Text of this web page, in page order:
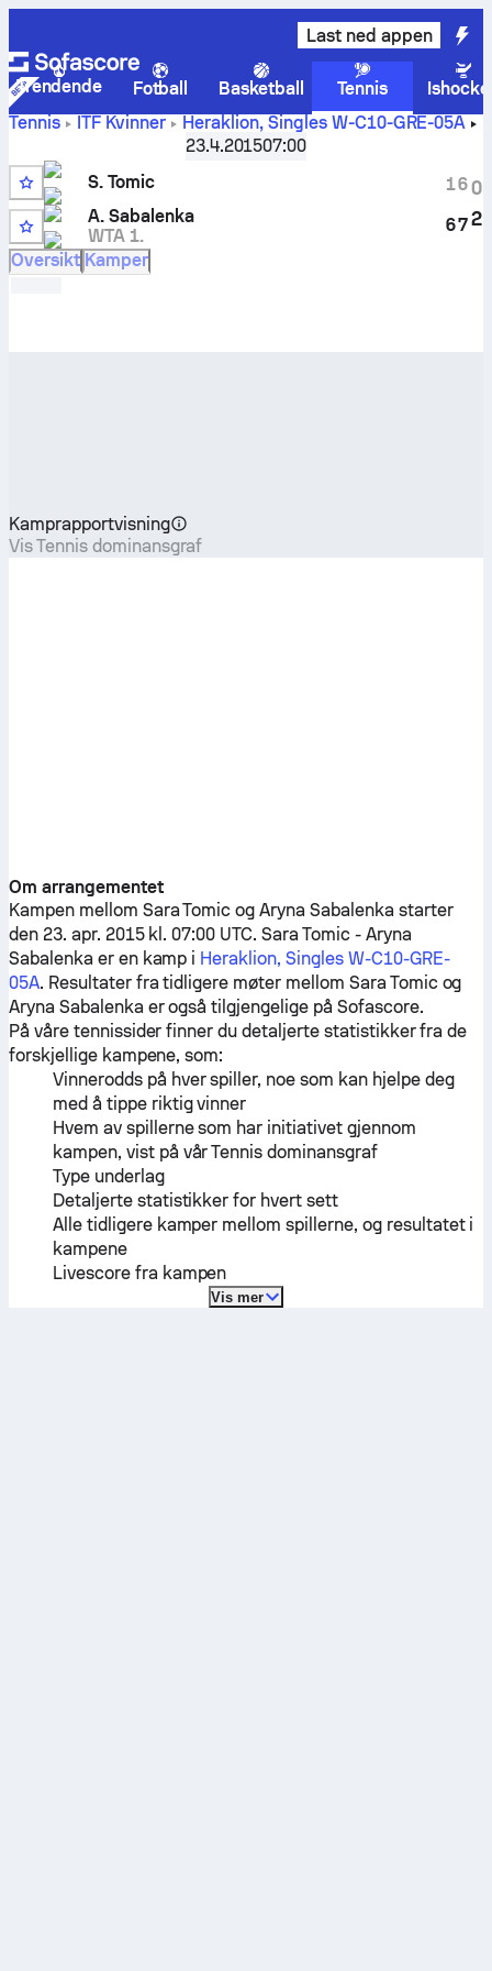
Last ned appen
Trendende Fotball Basketball Tennis
Tennis
ITF Kvinner
Heraklion, Singles W-C10-GRE-05A
Aryna Sabalenka livescore og innbyrdes
oppgjør
23.4.201507:00
S. Tomic
A. Sabalenka
WTA 1.
1
6
6
7
0
2
Oversikt Kamper
Kamprapportvisning
Vis Tennis dominansgraf
Om arrangementet
Kampen mellom Sara Tomic ogAryna Sabalenka starter
den 23. apr. 2015 kl. 07:00 UTC.Sara Tomic- Aryna
Sabalenka er en kamp i Heraklion, Singles W-C10-GRE-
05A. Resultater fra tidligere møter mellom Sara Tomicog
Aryna Sabalenka er også tilgjengelige på Sofascore.
På våre tennissider finner du detaljerte statistikker fra de
forskjellige kampene, som:
Vinnerodds på hver spiller, noe som kan hjelpe deg
med å tippe riktig vinner
Hvem av spillerne som har initiativet gjennom
kampen, vist på vår Tennis dominansgraf
Type underlag
Detaljerte statistikker for hvert sett
Alle tidligere kamper mellom spillerne, og resultatet i
kampene
Livescore fra kampen
Vis mer